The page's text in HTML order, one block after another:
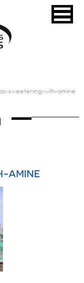
gas-sweetening-with-amine
AMINE